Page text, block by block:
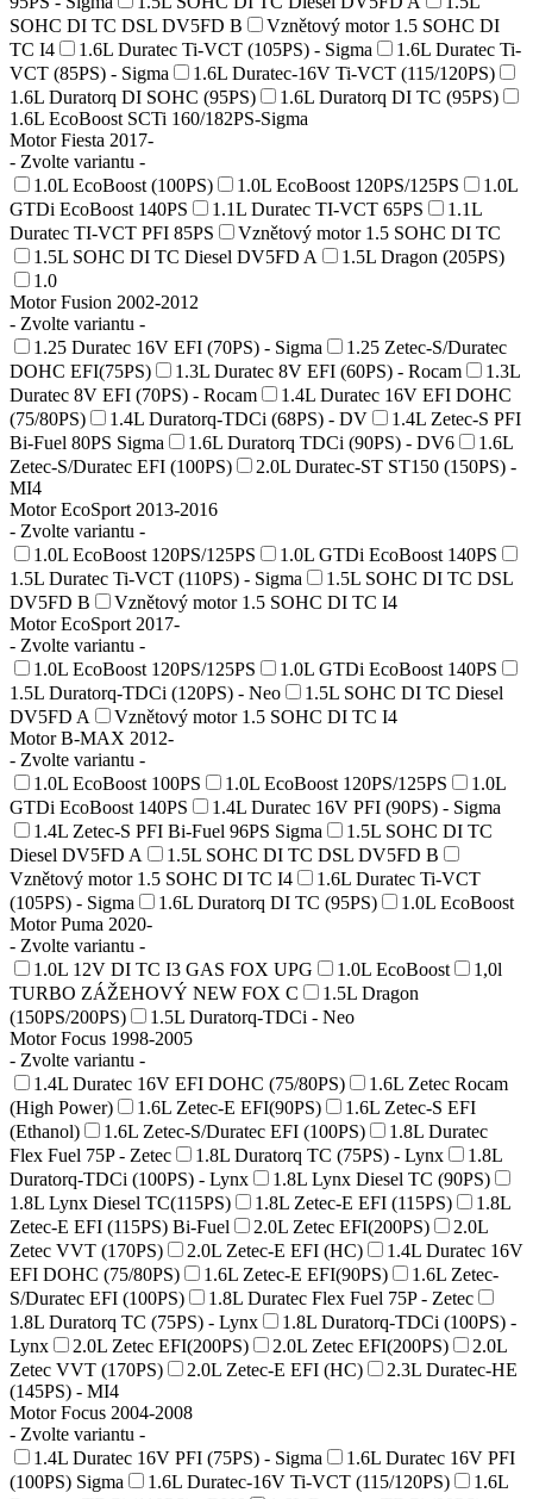
SOHC DI TC DSL DV5FD B
Vznětový motor 1.5 SOHC DI
TC I4
1.6L Duratec Ti-VCT (105PS) - Sigma
1.6L Duratec Ti-
VCT (85PS) - Sigma
1.6L Duratec-16V Ti-VCT (115/120PS)
1.6L Duratorq DI SOHC (95PS)
1.6L Duratorq DI TC (95PS)
1.6L EcoBoost SCTi 160/182PS-Sigma
Motor Fiesta 2017-
- Zvolte variantu -
1.0L EcoBoost (100PS)
1.0L EcoBoost 120PS/125PS
1.0L
GTDi EcoBoost 140PS
1.1L Duratec TI-VCT 65PS
1.1L
Duratec TI-VCT PFI 85PS
Vznětový motor 1.5 SOHC DI TC
1.5L SOHC DI TC Diesel DV5FD A
1.5L Dragon (205PS)
1.0
Motor Fusion 2002-2012
- Zvolte variantu -
1.25 Duratec 16V EFI (70PS) - Sigma
1.25 Zetec-S/Duratec
DOHC EFI(75PS)
1.3L Duratec 8V EFI (60PS) - Rocam
1.3L
Duratec 8V EFI (70PS) - Rocam
1.4L Duratec 16V EFI DOHC
(75/80PS)
1.4L Duratorq-TDCi (68PS) - DV
1.4L Zetec-S PFI
Bi-Fuel 80PS Sigma
1.6L Duratorq TDCi (90PS) - DV6
1.6L
Zetec-S/Duratec EFI (100PS)
2.0L Duratec-ST ST150 (150PS) -
MI4
Motor EcoSport 2013-2016
- Zvolte variantu -
1.0L EcoBoost 120PS/125PS
1.0L GTDi EcoBoost 140PS
1.5L Duratec Ti-VCT (110PS) - Sigma
1.5L SOHC DI TC DSL
DV5FD B
Vznětový motor 1.5 SOHC DI TC I4
Motor EcoSport 2017-
- Zvolte variantu -
1.0L EcoBoost 120PS/125PS
1.0L GTDi EcoBoost 140PS
1.5L Duratorq-TDCi (120PS) - Neo
1.5L SOHC DI TC Diesel
DV5FD A
Vznětový motor 1.5 SOHC DI TC I4
Motor B-MAX 2012-
- Zvolte variantu -
1.0L EcoBoost 100PS
1.0L EcoBoost 120PS/125PS
1.0L
GTDi EcoBoost 140PS
1.4L Duratec 16V PFI (90PS) - Sigma
1.4L Zetec-S PFI Bi-Fuel 96PS Sigma
1.5L SOHC DI TC
Diesel DV5FD A
1.5L SOHC DI TC DSL DV5FD B
Vznětový motor 1.5 SOHC DI TC I4
1.6L Duratec Ti-VCT
(105PS) - Sigma
1.6L Duratorq DI TC (95PS)
1.0L EcoBoost
Motor Puma 2020-
- Zvolte variantu -
1.0L 12V DI TC I3 GAS FOX UPG
1.0L EcoBoost
1,0l
TURBO ZÁŽEHOVÝ NEW FOX C
1.5L Dragon
(150PS/200PS)
1.5L Duratorq-TDCi - Neo
Motor Focus 1998-2005
- Zvolte variantu -
1.4L Duratec 16V EFI DOHC (75/80PS)
1.6L Zetec Rocam
(High Power)
1.6L Zetec-E EFI(90PS)
1.6L Zetec-S EFI
(Ethanol)
1.6L Zetec-S/Duratec EFI (100PS)
1.8L Duratec
Flex Fuel 75P - Zetec
1.8L Duratorq TC (75PS) - Lynx
1.8L
Duratorq-TDCi (100PS) - Lynx
1.8L Lynx Diesel TC (90PS)
1.8L Lynx Diesel TC(115PS)
1.8L Zetec-E EFI (115PS)
1.8L
Zetec-E EFI (115PS) Bi-Fuel
2.0L Zetec EFI(200PS)
2.0L
Zetec VVT (170PS)
2.0L Zetec-E EFI (HC)
1.4L Duratec 16V
EFI DOHC (75/80PS)
1.6L Zetec-E EFI(90PS)
1.6L Zetec-
S/Duratec EFI (100PS)
1.8L Duratec Flex Fuel 75P - Zetec
1.8L Duratorq TC (75PS) - Lynx
1.8L Duratorq-TDCi (100PS) -
Lynx
2.0L Zetec EFI(200PS) 2.0L Zetec EFI(200PS)
2.0L
Zetec VVT (170PS)
2.0L Zetec-E EFI (HC)
2.3L Duratec-HE
(145PS) - MI4
Motor Focus 2004-2008
- Zvolte variantu -
1.4L Duratec 16V PFI (75PS) - Sigma
1.6L Duratec 16V PFI
(100PS) Sigma
1.6L Duratec-16V Ti-VCT (115/120PS)
1.6L